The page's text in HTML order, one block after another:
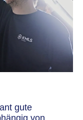
gute
von